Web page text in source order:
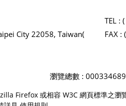
City 22058, Taiwan(
TEL :
FAX :
瀏覽總數 :
Firefox 或相容 W3C 網頁標準之瀏